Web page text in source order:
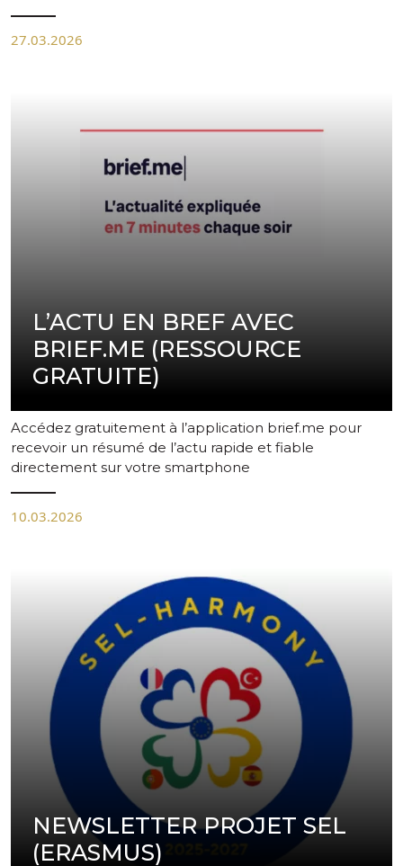
27.03.2026
L’ACTU EN BREF AVEC
BRIEF.ME (RESSOURCE
GRATUITE)
Accédez gratuitement à l’application brief.me pour
recevoir un résumé de l’actu rapide et fiable
directement sur votre smartphone
10.03.2026
NEWSLETTER PROJET SEL
(ERASMUS)